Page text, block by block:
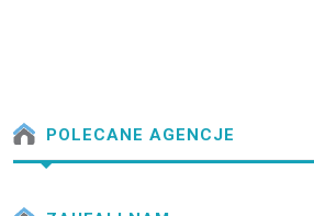
POLECANE AGENCJE